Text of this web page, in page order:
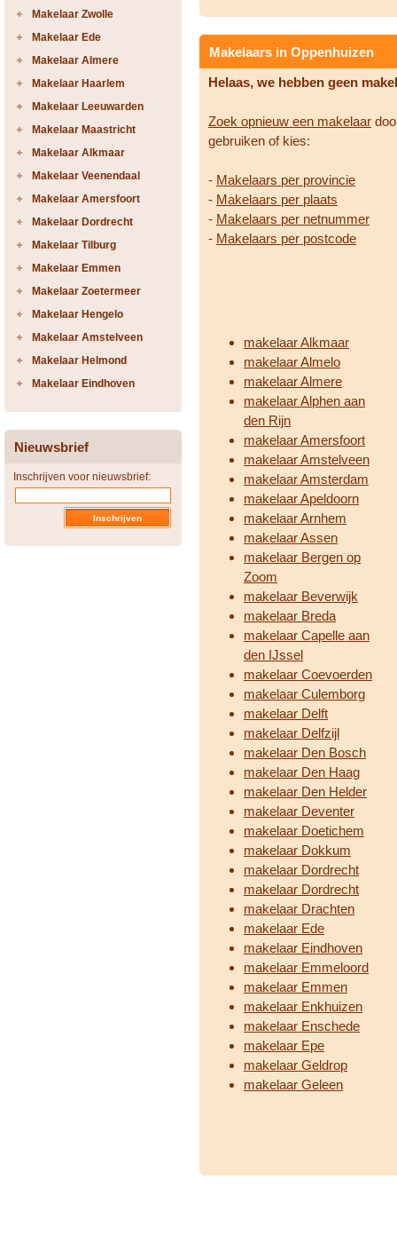
Makelaar Zwolle
Makelaar Ede
Makelaar Almere
Makelaar Haarlem
Makelaar Leeuwarden
Makelaar Maastricht
Makelaar Alkmaar
Makelaar Veenendaal
Makelaar Amersfoort
Makelaar Dordrecht
Makelaar Tilburg
Makelaar Emmen
Makelaar Zoetermeer
Makelaar Hengelo
Makelaar Amstelveen
Makelaar Helmond
Makelaar Eindhoven
Nieuwsbrief
Inschrijven voor nieuwsbrief:
Makelaars in Oppenhuizen
Helaas, we hebben geen
Zoek opnieuw een makelaar
gebruiken of kies:
- Makelaars per provincie
- Makelaars per plaats
- Makelaars per netnummer
- Makelaars per postcode
makelaar Alkmaar
makelaar Almelo
makelaar Almere
makelaar Alphen aan
den Rijn
makelaar Amersfoort
makelaar Amstelveen
makelaar Amsterdam
makelaar Apeldoorn
makelaar Arnhem
makelaar Assen
makelaar Bergen op
Zoom
makelaar Beverwijk
makelaar Breda
makelaar Capelle aan
den IJssel
makelaar Coevoerden
makelaar Culemborg
makelaar Delft
makelaar Delfzijl
makelaar Den Bosch
makelaar Den Haag
makelaar Den Helder
makelaar Deventer
makelaar Doetichem
makelaar Dokkum
makelaar Dordrecht
makelaar Dordrecht
makelaar Drachten
makelaar Ede
makelaar Eindhoven
makelaar Emmeloord
makelaar Emmen
makelaar Enkhuizen
makelaar Enschede
makelaar Epe
makelaar Geldrop
makelaar Geleen